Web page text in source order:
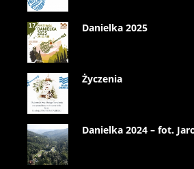
Danielka 2025
Życzenia
Danielka 2024 – fot.